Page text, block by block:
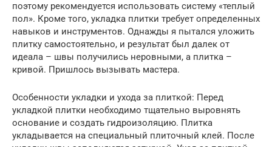
поэтому рекомендуется использовать систему «теплый
пол». Кроме того, укладка плитки требует определенных
навыков и инструментов. Однажды я пытался уложить
плитку самостоятельно, и результат был далек от
идеала – швы получились неровными, а плитка –
кривой. Пришлось вызывать мастера.
Особенности укладки и ухода за плиткой: Перед
укладкой плитки необходимо тщательно выровнять
основание и создать гидроизоляцию. Плитка
укладывается на специальный плиточный клей. После